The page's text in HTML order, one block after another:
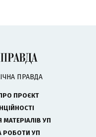
ПРАВДА
ПРОЄКТ
УП
РОБОТИ УП